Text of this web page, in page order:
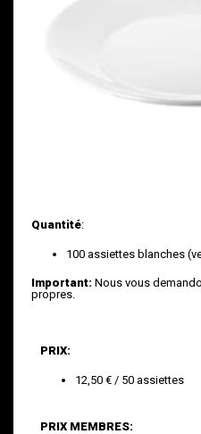
Quantité:
100 assiettes blanches
Important: Nous vous
propres.
PRIX:
12,50 € / 50 assiettes
PRIX MEMBRES: